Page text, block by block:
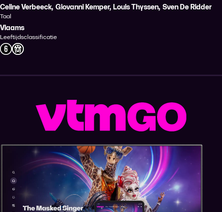
Celine Verbeeck, Giovanni Kemper, Louis Thyssen, Sven De Ridder
Taal
Vlaams
Leeftijdsclassificatie